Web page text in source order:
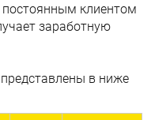
постоянным клиентом
заработную
в ниже